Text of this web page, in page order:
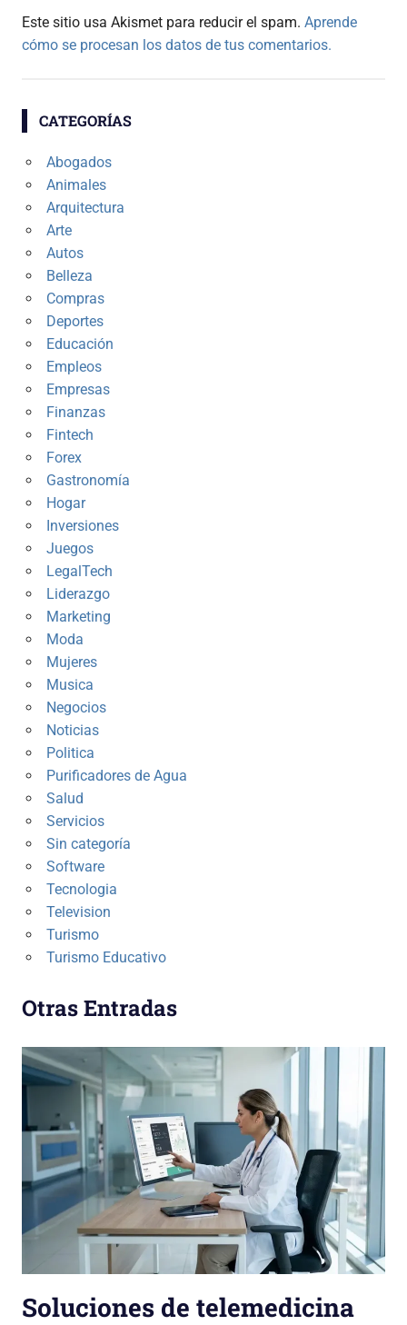
Este sitio usa Akismet para reducir el spam. Aprende
cómo se procesan los datos de tus comentarios.
CATEGORÍAS
Abogados
Animales
Arquitectura
Arte
Autos
Belleza
Compras
Deportes
Educación
Empleos
Empresas
Finanzas
Fintech
Forex
Gastronomía
Hogar
Inversiones
Juegos
LegalTech
Liderazgo
Marketing
Moda
Mujeres
Musica
Negocios
Noticias
Politica
Purificadores de Agua
Salud
Servicios
Sin categoría
Software
Tecnologia
Television
Turismo
Turismo Educativo
Otras Entradas
Soluciones de telemedicina